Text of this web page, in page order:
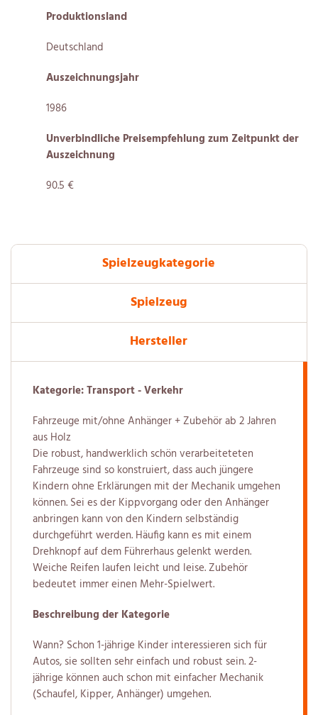
Produktionsland
Deutschland
Auszeichnungsjahr
1986
Unverbindliche Preisempfehlung zum Zeitpunkt der
Auszeichnung
90.5 €
Spielzeugkategorie
Spielzeug
Hersteller
Kategorie: Transport - Verkehr
Fahrzeuge mit/ohne Anhänger + Zubehör ab 2 Jahren
aus Holz
Die robust, handwerklich schön verarbeiteteten
Fahrzeuge sind so konstruiert, dass auch jüngere
Kindern ohne Erklärungen mit der Mechanik umgehen
können. Sei es der Kippvorgang oder den Anhänger
anbringen kann von den Kindern selbständig
durchgeführt werden. Häufig kann es mit einem
Drehknopf auf dem Führerhaus gelenkt werden.
Weiche Reifen laufen leicht und leise. Zubehör
bedeutet immer einen Mehr-Spielwert.
Beschreibung der Kategorie
Wann? Schon 1-jährige Kinder interessieren sich für
Autos, sie sollten sehr einfach und robust sein. 2-
jährige können auch schon mit einfacher Mechanik
(Schaufel, Kipper, Anhänger) umgehen.